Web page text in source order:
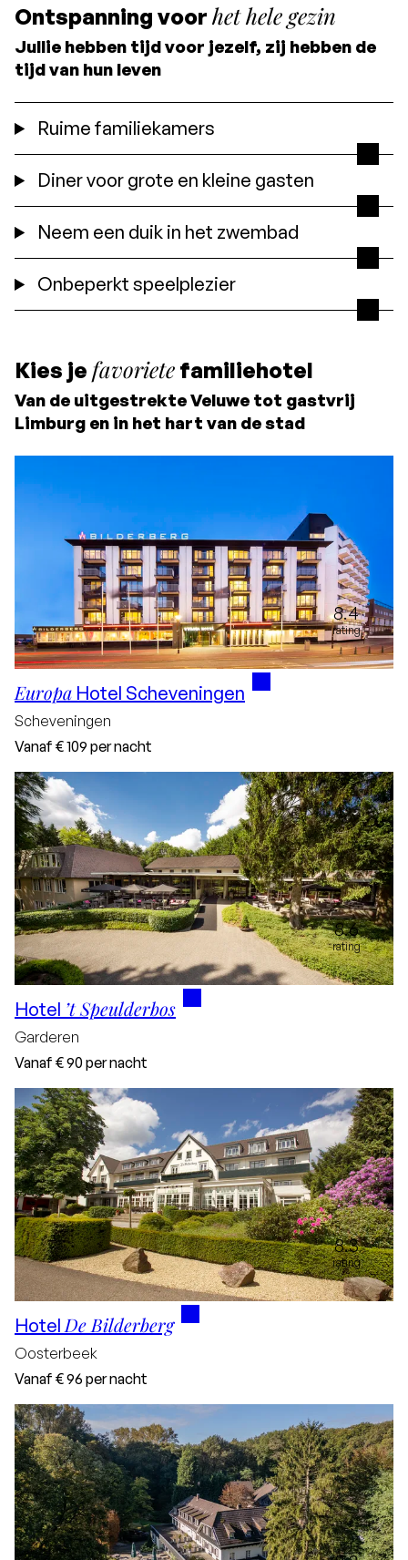
Ontspanning voor het hele gezin
Jullie hebben tijd voor jezelf, zij hebben de
tijd van hun leven
Ruime familiekamers
Diner voor grote en kleine gasten
Neem een duik in het zwembad
Onbeperkt speelplezier
Kies je favoriete familiehotel
Van de uitgestrekte Veluwe tot gastvrij
Limburg en in het hart van de stad
8.4
rating
Europa Hotel Scheveningen
Scheveningen
Vanaf € 109 per nacht
8.6
rating
Hotel ’t Speulderbos
Garderen
Vanaf € 90 per nacht
8.3
rating
HotelDe Bilderberg
Oosterbeek
Vanaf € 96 per nacht